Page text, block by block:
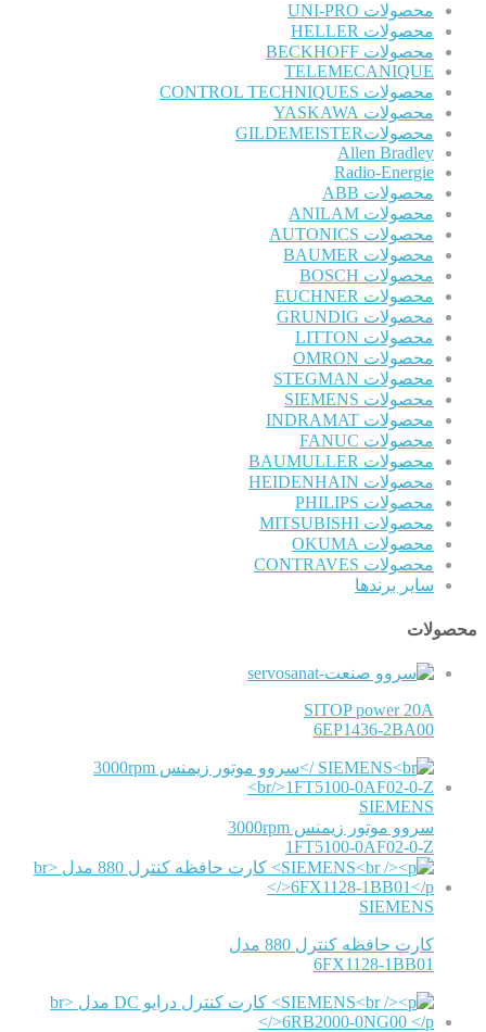
محصولات UNI-PRO
محصولات HELLER
محصولات BECKHOFF
TELEMECANIQUE
محصولات CONTROL TECHNIQUES
محصولات YASKAWA
محصولاتGILDEMEISTER
Allen Bradley
Radio-Energie
محصولات ABB
محصولات ANILAM
محصولات AUTONICS
محصولات BAUMER
محصولات BOSCH
محصولات EUCHNER
محصولات GRUNDIG
محصولات LITTON
محصولات OMRON
محصولات STEGMAN
محصولات SIEMENS
محصولات INDRAMAT
محصولات FANUC
محصولات BAUMULLER
محصولات HEIDENHAIN
محصولات PHILIPS
محصولات MITSUBISHI
محصولات OKUMA
محصولات CONTRAVES
سایر برندها
محصولات
SITOP power 20A
6EP1436-2BA00
SIEMENS
سروو موتور زیمنس 3000rpm
1FT5100-0AF02-0-Z
SIEMENS
کارت حافظه کنترل 880 مدل
6FX1128-1BB01